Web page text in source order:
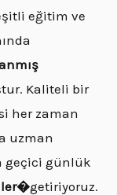
eğitim ve
Kaliteli bir
her zaman
uzman
geçici günlük
getiriyoruz.